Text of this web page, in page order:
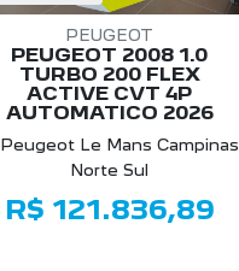
PEUGEOT
PEUGEOT 2008 1.0
TURBO 200 FLEX
ACTIVE CVT 4P
AUTOMATICO 2026
Peugeot Le Mans Campinas
Norte Sul
R$ 121.836,89